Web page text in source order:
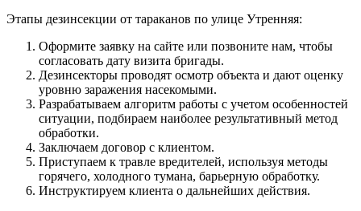
Этапы дезинсекции от тараканов по улице Утренняя:
Оформите заявку на сайте или позвоните нам, чтобы
согласовать дату визита бригады.
Дезинсекторы проводят осмотр объекта и дают оценку
уровню заражения насекомыми.
Разрабатываем алгоритм работы с учетом особенностей
ситуации, подбираем наиболее результативный метод
обработки.
Заключаем договор с клиентом.
Приступаем к травле вредителей, используя методы
горячего, холодного тумана, барьерную обработку.
Инструктируем клиента о дальнейших действия.